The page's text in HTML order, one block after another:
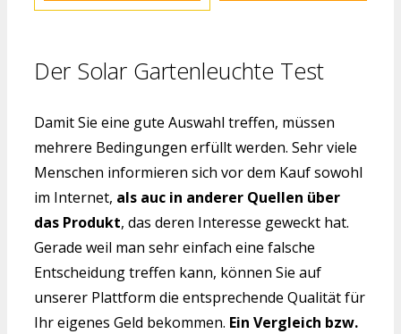
Der Solar Gartenleuchte Test
Damit Sie eine gute Auswahl treffen, müssen
mehrere Bedingungen erfüllt werden. Sehr viele
Menschen informieren sich vor dem Kauf sowohl
im Internet, als auc in anderer Quellen über
das Produkt, das deren Interesse geweckt hat.
Gerade weil man sehr einfach eine falsche
Entscheidung treffen kann, können Sie auf
unserer Plattform die entsprechende Qualität für
Ihr eigenes Geld bekommen. Ein Vergleich bzw.